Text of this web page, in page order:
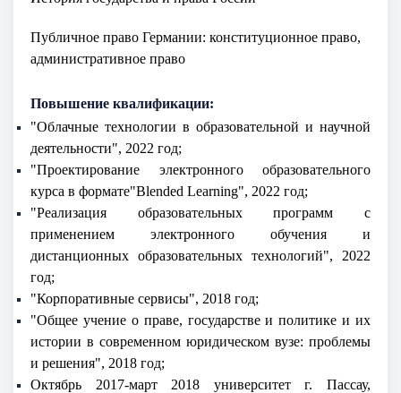
Публичное право Германии: конституционное право,
административное право
Повышение квалификации:
"Облачные технологии в образовательной и научной
деятельности", 2022 год;
"Проектирование электронного образовательного
курса в формате"Blended Learning", 2022 год;
"Реализация образовательных программ с
применением электронного обучения и
дистанционных образовательных технологий", 2022
год;
"Корпоративные сервисы", 2018 год;
"Общее учение о праве, государстве и политике и их
истории в современном юридическом вузе: проблемы
и решения", 2018 год;
Октябрь 2017-март 2018 университет г. Пассау,